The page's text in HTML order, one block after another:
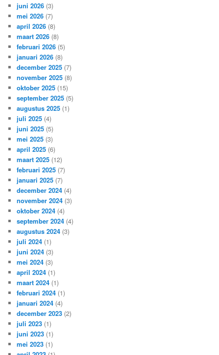
juni 2026 (3)
mei 2026 (7)
april 2026 (8)
maart 2026 (8)
februari 2026 (5)
januari 2026 (8)
december 2025 (7)
november 2025 (8)
oktober 2025 (15)
september 2025 (5)
augustus 2025 (1)
juli 2025 (4)
juni 2025 (5)
mei 2025 (3)
april 2025 (6)
maart 2025 (12)
februari 2025 (7)
januari 2025 (7)
december 2024 (4)
november 2024 (3)
oktober 2024 (4)
september 2024 (4)
augustus 2024 (3)
juli 2024 (1)
juni 2024 (3)
mei 2024 (3)
april 2024 (1)
maart 2024 (1)
februari 2024 (1)
januari 2024 (4)
december 2023 (2)
juli 2023 (1)
juni 2023 (1)
mei 2023 (1)